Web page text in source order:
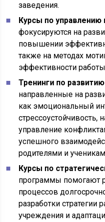
заведения.
Курсы по управлению
фокусируются на
повышении
также на методах
эффективности
Тренинги по
направленные на
как эмоциональный
управление
успешного
родителями и
Курсы по
программы помогают
процессов
разработки стратегии
учреждения и